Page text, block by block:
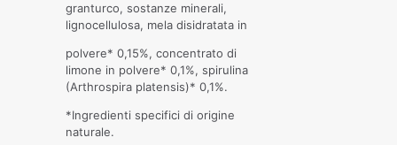
granturco, sostanze minerali,
lignocellulosa, mela disidratata in
polvere* 0,15%, concentrato di
limone in polvere* 0,1%, spirulina
(Arthrospira platensis)* 0,1%.
*Ingredienti specifici di origine
naturale.